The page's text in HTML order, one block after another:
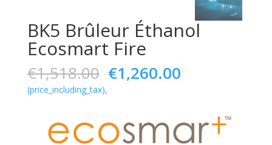
BK5 Brûleur Éthanol
Ecosmart Fire
€1,518.00 Le
prix
€1,518.00.
€1,260.00Le
€1,260.00.
(price_including_tax),